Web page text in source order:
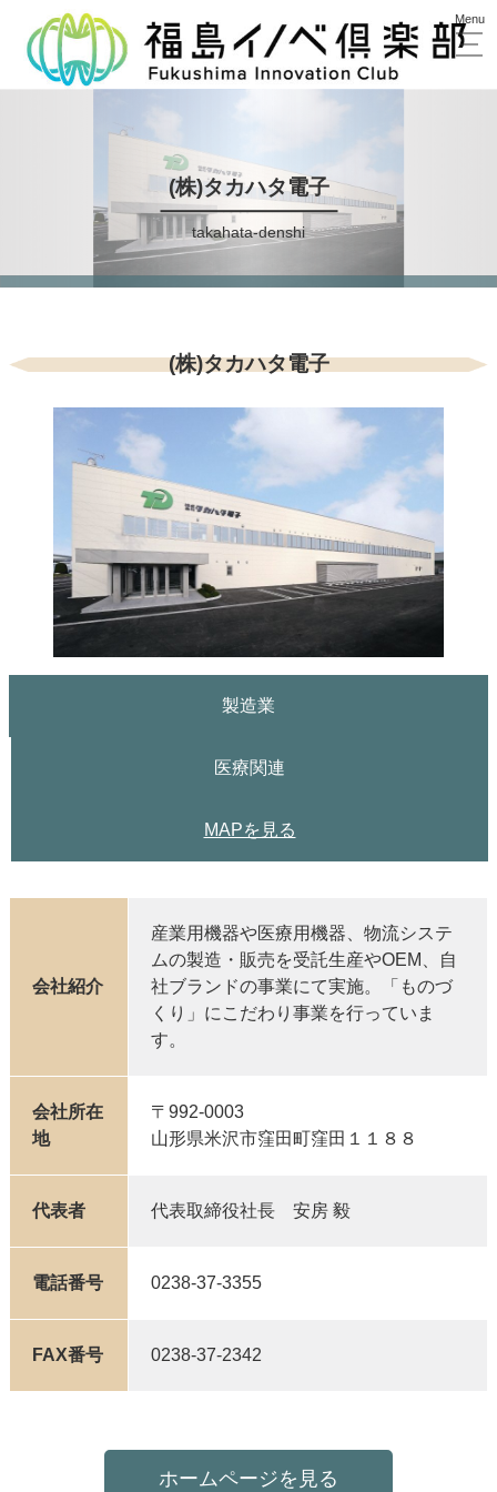
(株)タカハタ電子
takahata-denshi
(株)タカハタ電子
製造業
医療関連
MAPを見る
会社紹介
産業用機器や医療用機器、物流システ
ムの製造・販売を受託生産やOEM、自
社ブランドの事業にて実施。「ものづ
くり」にこだわり事業を行っていま
す。
会社所在
地
〒992-0003
山形県米沢市窪田町窪田１１８８
代表者 代表取締役社長 安房 毅
電話番号 0238-37-3355
FAX番号 0238-37-2342
ホームページを見る